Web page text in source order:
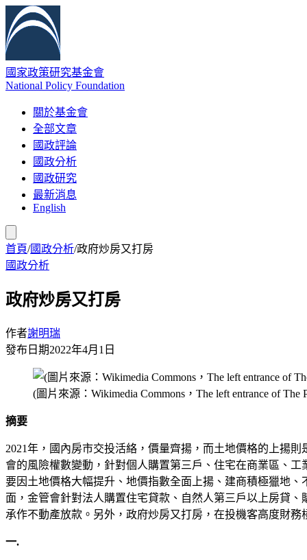
國家政策研究基金會
National Policy Foundation
關於基金會
全部文章
國政評論
國政分析
國政研究
最新消息
English
首頁/國政分析/政府炒房又打房
國政分析
政府炒房又打房
作者謝明瑞
發布日期2022年4月1日
(圖片來源：Wikimedia Commons，The left entrance of The
摘要
2021年，國內房市交投活絡，價量齊揚，而土地價格的上揚
會的風險權數變動，針對個人購置第三戶、住宅在商業區、
要因土地價格大幅提升、地價指數全面上揚、建商積極獵地
面，金管會針對法人購置住宅貸款、自然人第三戶以上房貸
承作不動產放款。另外，政府炒房又打房，在投機客高度財
一.